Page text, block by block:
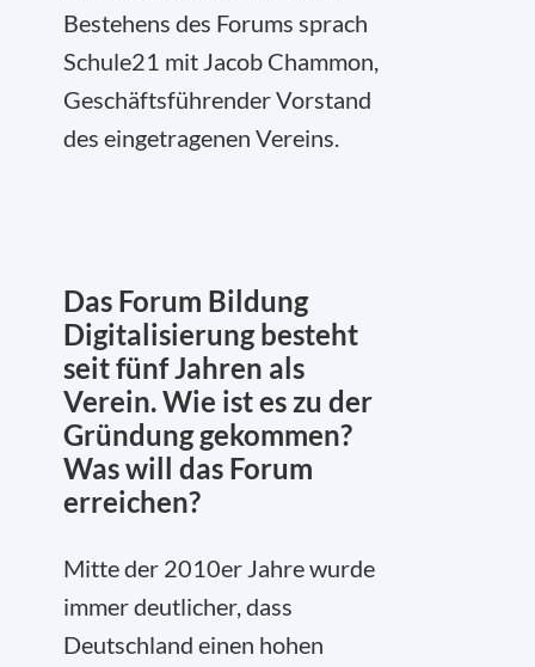
Bestehens des Forums sprach
Schule21 mit Jacob Chammon,
Geschäftsführender Vorstand
des eingetragenen Vereins.
Das Forum Bildung
Digitalisierung besteht
seit fünf Jahren als
Verein. Wie ist es zu der
Gründung gekommen?
Was will das Forum
erreichen?
Mitte der 2010er Jahre wurde
immer deutlicher, dass
Deutschland einen hohen